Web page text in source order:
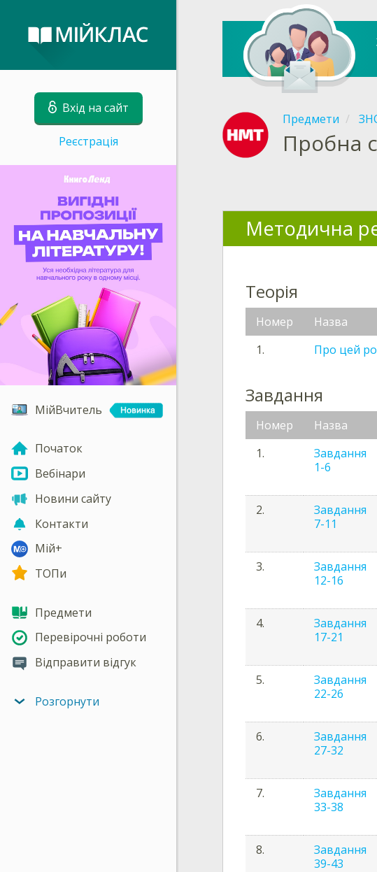
Вхід на сайт
Реєстрація
МійВчитель
Початок
Вебінари
Новини сайту
Контакти
Мій+
ТОПи
Предмети
Перевірочні роботи
Відправити відгук
Розгорнути
Предмети
Пробна
Методична
Теорія
Номер Назва
1.
Про цей
Завдання
Номер Назва
1.
Завдання
1-6
2.
Завдання
7-11
3.
Завдання
12-16
4.
Завдання
17-21
5.
Завдання
22-26
6.
Завдання
27-32
7.
Завдання
33-38
8.
Завдання
39-43